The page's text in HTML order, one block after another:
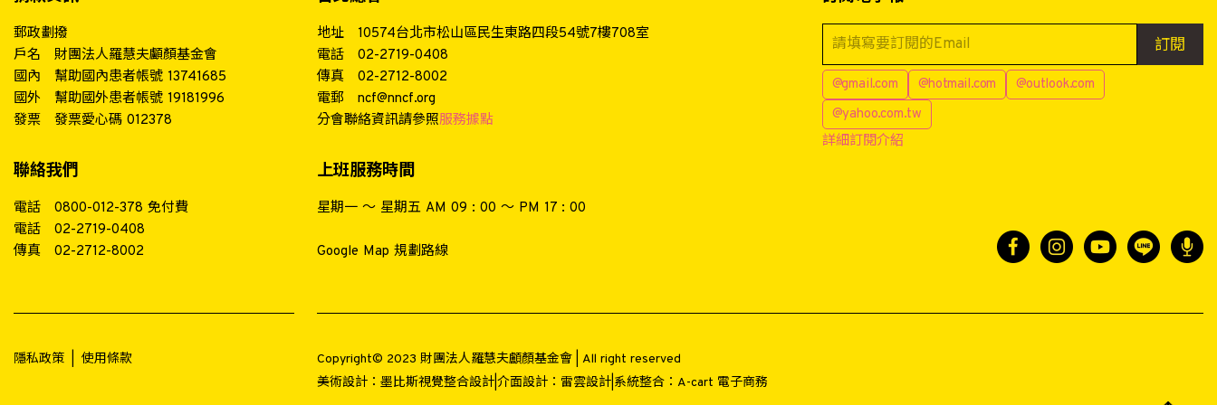
郵政劃撥
戶名
財團法人羅慧夫顱顏基金會
國內
幫助國內患者帳號 13741685
國外
幫助國外患者帳號 19181996
發票
發票愛心碼 012378
地址
10574台北市松山區民生東路四段54號7樓708室
電話
02-2719-0408
傳真
02-2712-8002
電郵
ncf@nncf.org
分會聯絡資訊請參照服務據點
聯絡我們
電話 0800-012-378 免付費
電話
02-2719-0408
傳真
02-2712-8002
上班服務時間
星期一 ～ 星期五 AM 09 : 00 ～ PM 17 : 00
Google Map 規劃路線
訂閱
@gmail.com @hotmail.com
@outlook.com
@yahoo.com.tw
詳細訂閱介紹
隱私政策 使用條款
Copyright© 2023 財團法人羅慧夫顱顏基金會 | All right reserved
美術設計： 墨比斯視覺整合設計|介面設計： 雷雲設計| 系統整合： A-cart 電子商務